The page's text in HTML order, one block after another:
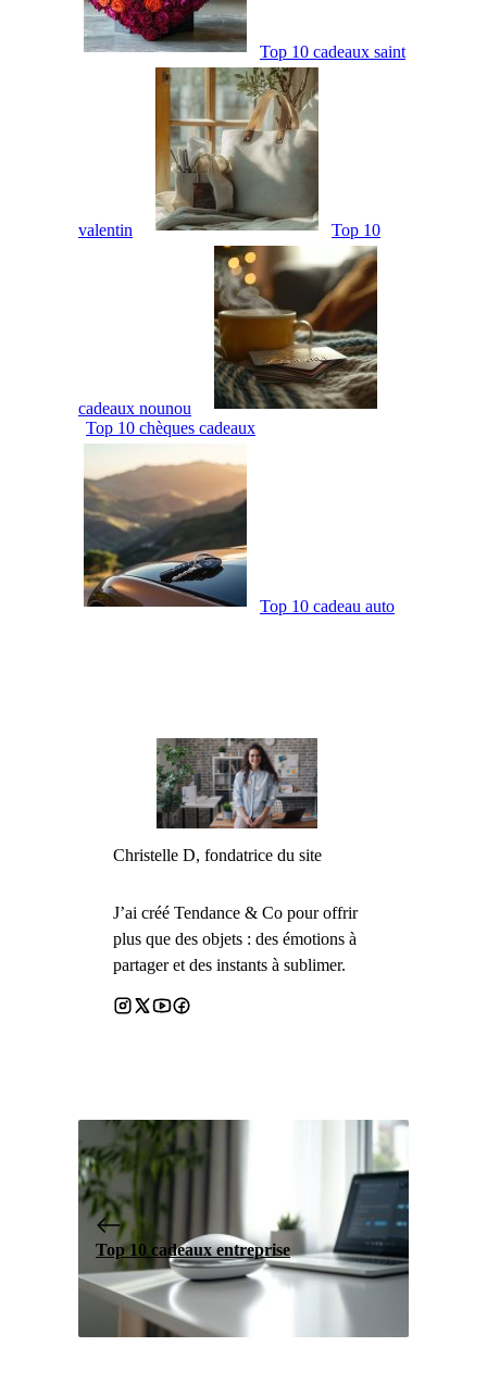
Top 10 cadeaux saint
valentin Top 10
cadeaux nounou
Top 10 chèques cadeaux
Top 10 cadeau auto
Christelle D, fondatrice du site
J’ai créé Tendance & Co pour offrir
plus que des objets : des émotions à
partager et des instants à sublimer.
Top 10 cadeaux entreprise